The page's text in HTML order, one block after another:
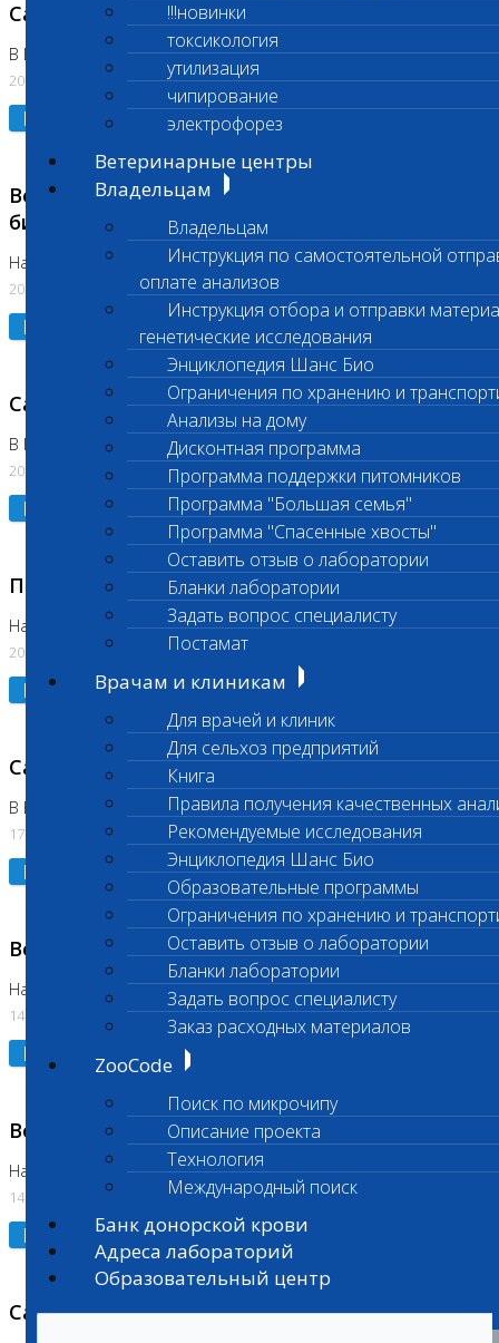
!!!новинки
токсикология
утилизация
чипирование
электрофорез
Ветеринарные центры
Владельцам
Владельцам
Инструкция по самостоятельной
оплате анализов
Инструкция отбора и отправки
генетические исследования
Энциклопедия Шанс Био
Ограничения по хранению и
Анализы на дому
Дисконтная программа
Программа поддержки питомников
Программа "Большая семья"
Программа "Спасенные хвосты"
Оставить отзыв о лаборатории
Бланки лаборатории
Задать вопрос специалисту
Постамат
Врачам и клиникам
Для врачей и клиник
Для сельхоз предприятий
Книга
Правила получения качественных
Рекомендуемые исследования
Энциклопедия Шанс Био
Образовательные программы
Ограничения по хранению и
Оставить отзыв о лаборатории
Бланки лаборатории
Задать вопрос специалисту
Заказ расходных материалов
ZooCode
Поиск по микрочипу
Описание проекта
Технология
Международный поиск
Банк донорской крови
Адреса лабораторий
Образовательный центр
Санитарный день
В Бутово 21.07.2026
20.07.2026
Подробнее
Возобновлено выполнение срочных
биохимических исследований
На Нагорной
20.07.2026
Подробнее
Санитарный день
В Коломне 20.07.2026
20.07.2026
Подробнее
Приостановлено выполнение исследования
На Нагорной
20.07.2026
Подробнее
Санитарный день
В Бутово
17.07.2026
Подробнее
Возобновлено выполнение исследования
На Нагорной (Код 961, 962)
14.07.2026
Подробнее
Возобновлено выполнение исследования
На Нагорной (Код 157)
14.07.2026
Подробнее
Санитарный день